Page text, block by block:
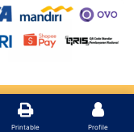
Finglab
Printable Profile